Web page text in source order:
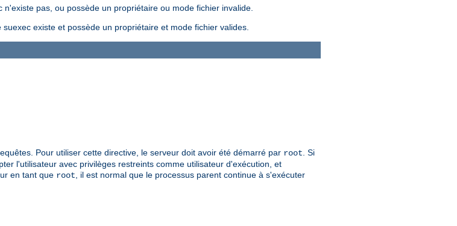
pas, ou possède un propriétaire ou mode fichier invalide.
existe et possède un propriétaire et mode fichier valides.
Pour utiliser cette directive, le serveur doit avoir été démarré par root . Si
l'utilisateur avec privilèges restreints comme utilisateur d'exécution, et
en tant que root , il est normal que le processus parent continue à s'exécuter